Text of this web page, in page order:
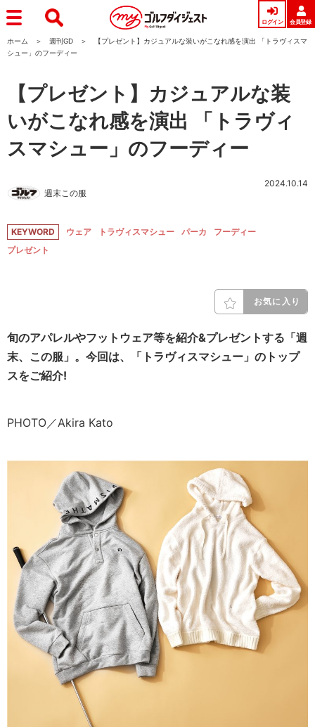
ログイン 会員登録
ホーム 週刊GD
【プレゼント】カジュアルな装いがこなれ感を演出 「トラヴィスマ
シュー」のフーディー
【プレゼント】カジュアルな装
いがこなれ感を演出 「トラヴィ
スマシュー」のフーディー
週末この服
2024.10.14
KEYWORD ウェア トラヴィスマシュー パーカ
フーディー
プレゼント
お気に入り
旬のアパレルやフットウェア等を紹介&プレゼントする「週
末、この服」。今回は、「トラヴィスマシュー」のトップ
スをご紹介!
PHOTO／Akira Kato